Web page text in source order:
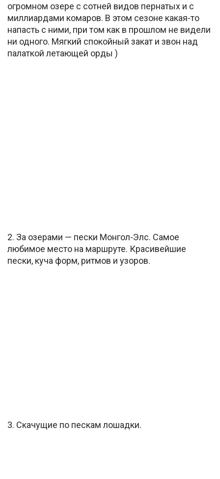
огромном озере с сотней видов пернатых и с
миллиардами комаров. В этом сезоне какая-то
напасть с ними, при том как в прошлом не видели
ни одного. Мягкий спокойный закат и звон над
палаткой летающей орды )
2. За озерами — пески Монгол-Элс. Самое
любимое место на маршруте. Красивейшие
пески, куча форм, ритмов и узоров.
3. Скачущие по пескам лошадки.